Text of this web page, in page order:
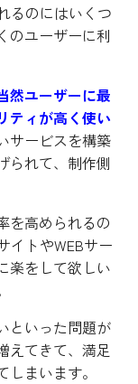
るのにはいくつ
のユーザーに利
然ユーザーに最
ティが高く使い
サービスを構築
られて、制作側
を高められるの
イトやWEBサー
楽をして欲しい
といった問題が
えてきて、満足
まいます。